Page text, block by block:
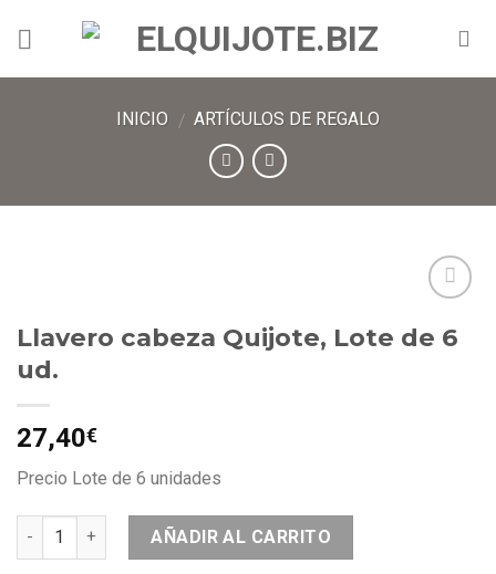
INICIO / ARTÍCULOS DE REGALO
a lista
Llavero cabeza Quijote, Lote de 6
ud.
27,40€
Precio Lote de 6 unidades
AÑADIR AL CARRITO